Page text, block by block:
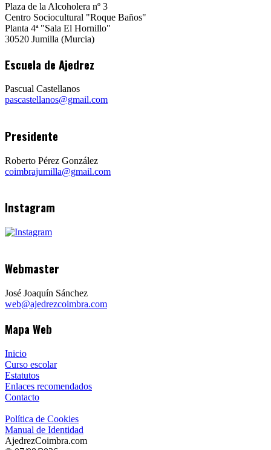
Plaza de la Alcoholera nº 3
Centro Sociocultural "Roque Baños"
Planta 4ª "Sala El Hornillo"
30520 Jumilla (Murcia)
Escuela de Ajedrez
Pascual Castellanos
pascastellanos@gmail.com
Presidente
Roberto Pérez González
coimbrajumilla@gmail.com
Instagram
Webmaster
José Joaquín Sánchez
web@ajedrezcoimbra.com
Mapa Web
Inicio
Curso escolar
Estatutos
Enlaces recomendados
Contacto
Política de Cookies
Manual de Identidad
AjedrezCoimbra.com